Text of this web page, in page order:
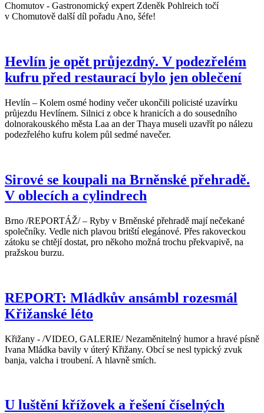
Chomutov - Gastronomický expert Zdeněk Pohlreich točí
v Chomutově další díl pořadu Ano, šéfe!
Hevlín je opět průjezdný. V podezřelém
kufru před restaurací bylo jen oblečení
Hevlín – Kolem osmé hodiny večer ukončili policisté uzavírku
průjezdu Hevlínem. Silnici z obce k hranicích a do sousedního
dolnorakouského města Laa an der Thaya museli uzavřít po nálezu
podezřelého kufru kolem půl sedmé navečer.
Sirové se koupali na Brněnské přehradě.
V oblecích a cylindrech
Brno /REPORTÁŽ/ – Ryby v Brněnské přehradě mají nečekané
společníky. Vedle nich plavou britští elegánové. Přes rakoveckou
zátoku se chtějí dostat, pro někoho možná trochu překvapivě, na
pražskou burzu.
REPORT: Mládkův ansámbl rozesmál
Křižanské léto
Křižany - /VIDEO, GALERIE/ Nezaměnitelný humor a hravé písně
Ivana Mládka bavily v úterý Křižany. Obcí se nesl typický zvuk
banja, valcha i troubení. A hlavně smích.
U luštění křížovek a řešení číselných